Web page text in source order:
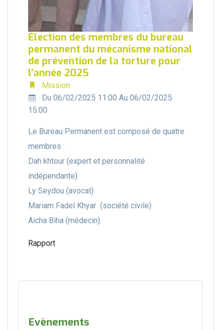
Élection des membres du bureau
permanent du mécanisme national
de prévention de la torture pour
l'année 2025
Mission
Du 06/02/2025 11:00 Au 06/02/2025
15:00
Le Bureau Permanent est composé de quatre
membres :
Dah khtour (expert et personnalité
indépendante)
Ly Seydou (avocat)
Mariam Fadel Khyar (société civile)
Aicha Biha (médecin)
Rapport
Evènements